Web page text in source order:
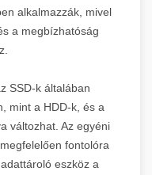
alkalmazzák, mivel
a megbízhatóság
SSD-k általában
mint a HDD-k, és a
változhat. Az egyéni
fontolóra
eszköz a